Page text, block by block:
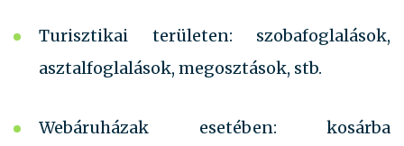
Turisztikai területen: szobafoglalások,
asztalfoglalások, megosztások, stb.
Webáruházak esetében: kosárba